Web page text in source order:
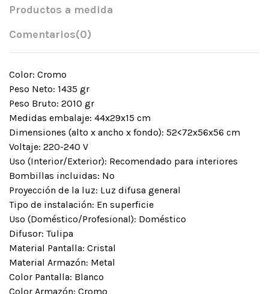
Productos a medida
Comentarios(0)
Color: Cromo
Peso Neto: 1435 gr
Peso Bruto: 2010 gr
Medidas embalaje: 44x29x15 cm
Dimensiones (alto x ancho x fondo): 52<72x56x56 cm
Voltaje: 220-240 V
Uso (Interior/Exterior): Recomendado para interiores
Bombillas incluidas: No
Proyección de la luz: Luz difusa general
Tipo de instalación: En superficie
Uso (Doméstico/Profesional): Doméstico
Difusor: Tulipa
Material Pantalla: Cristal
Material Armazón: Metal
Color Pantalla: Blanco
Color Armazón: Cromo